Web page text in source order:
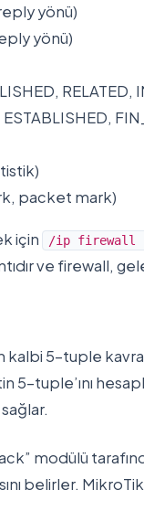
yönü)
yönü)
RELATED,
packet mark)
için /ip firewall
ve firewall,
kalbi 5-tuple
tuple’ını
modülü
belirler.